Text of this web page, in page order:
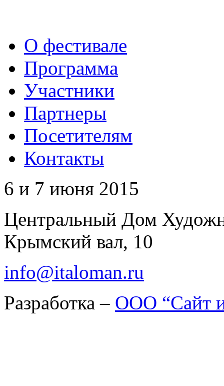
О фестивале
Программа
Участники
Партнеры
Посетителям
Контакты
6 и 7 июня 2015
Центральный Дом
Крымский вал, 10
info@italoman.ru
Разработка – ООО “Сайт и